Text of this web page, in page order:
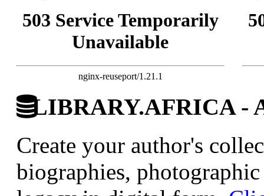
503 Service Temporarily
Unavailable
nginx-reuseport/1.21.1
LIBRARY.AFRICA -
Create your author's
biographies,